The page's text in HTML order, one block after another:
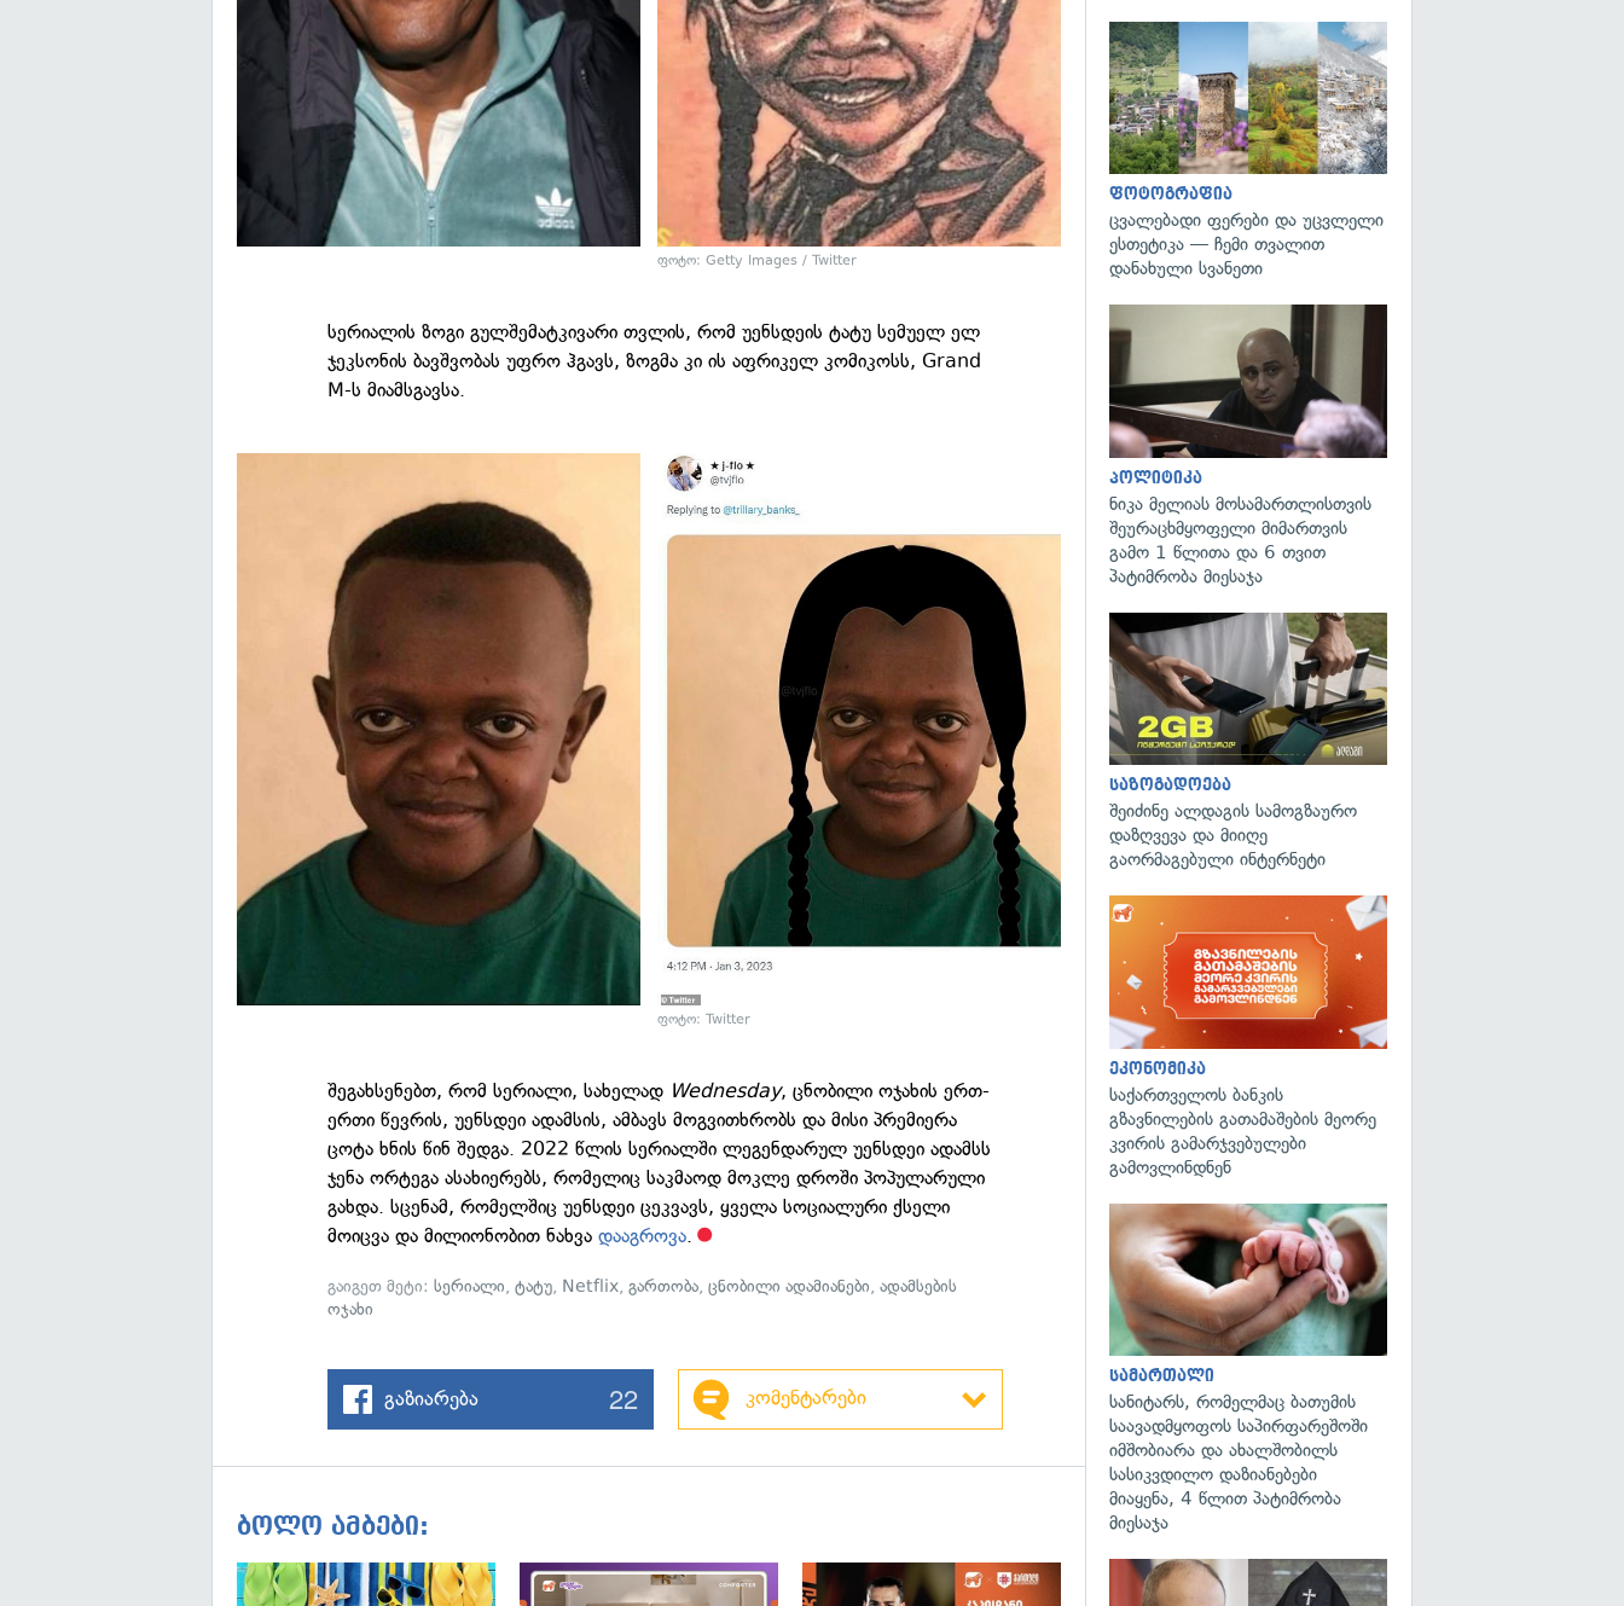
ფოტო: Getty Images / Twitter
სერიალის ზოგი გულშემატკივარი თვლის, რომ უენსდეის ტატუ სემუელ ელ
ჯეკსონის ბავშვობას უფრო ჰგავს, ზოგმა კი ის აფრიკელ კომიკოსს, Grand
M-ს მიამსგავსა.
ფოტო: Twitter
შეგახსენებთ, რომ სერიალი, სახელად Wednesday, ცნობილი ოჯახის ერთ-
ერთი წევრის, უენსდეი ადამსის, ამბავს მოგვითხრობს და მისი პრემიერა
ცოტა ხნის წინ შედგა. 2022 წლის სერიალში ლეგენდარულ უენსდეი ადამსს
ჯენა ორტეგა ასახიერებს, რომელიც საკმაოდ მოკლე დროში პოპულარული
გახდა. სცენამ, რომელშიც უენსდეი ცეკვავს, ყველა სოციალური ქსელი
მოიცვა და მილიონობით ნახვადააგროვა
გაიგეთ მეტი:სერიალი,ტატუ, Netflix,გართობა,ცნობილი ადამიანები,ადამსების
ოჯახი
გაზიარება 22 კომენტარები
ბოლო ამბები:
გადახედვა
ფოტოგრაფია
ცვალებადი ფერები და უცვლელი
ესთეტიკა — ჩემი თვალით
დანახული სვანეთი
პოლიტიკა
ნიკა მელიას მოსამართლისთვის
შეურაცხმყოფელი მიმართვის
გამო 1 წლითა და 6 თვით
პატიმრობა მიესაჯა
საზოგადოება
შეიძინე ალდაგის სამოგზაურო
დაზღვევა და მიიღე
გაორმაგებული ინტერნეტი
ეკონომიკა
საქართველოს ბანკის
გზავნილების გათამაშების მეორე
კვირის გამარჯვებულები
გამოვლინდნენ
სამართალი
სანიტარს, რომელმაც ბათუმის
საავადმყოფოს საპირფარეშოში
იმშობიარა და ახალშობილს
სასიკვდილო დაზიანებები
მიაყენა, 4 წლით პატიმრობა
მიესაჯა